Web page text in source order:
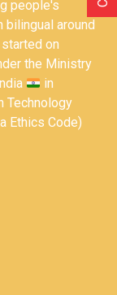
people's
around
on
the Ministry
in
Technology
Ethics Code)